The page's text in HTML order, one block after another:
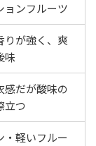
ョンフルーツ
りが強く、爽
味
感だが酸味の
立つ
・軽いフルー